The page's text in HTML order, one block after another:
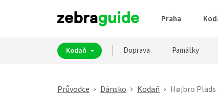
Praha
Kodaň Doprava Památky
Průvodce Dánsko Kodaň Højbro